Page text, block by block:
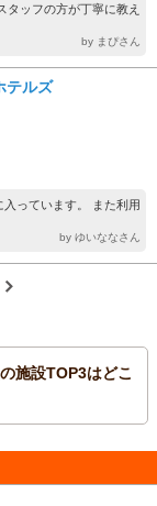
ッフの方が丁寧に教え
by まぴさん
テルズ
っています。 また利用
by ゆいななさん
施設TOP3はどこ